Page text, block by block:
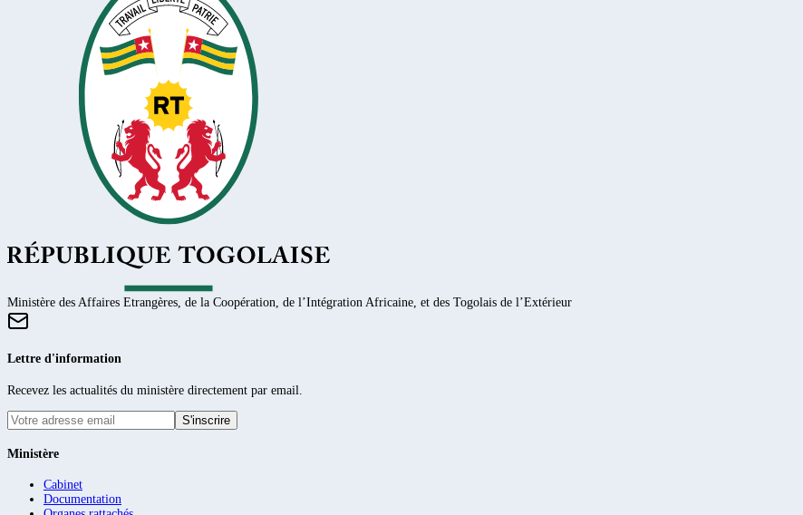
Ministère des Affaires Etrangères, de la Coopération, de l’Intégration Africaine, et des Togolais de l’Extérieur
Lettre d'information
Recevez les actualités du ministère directement par email.
S'inscrire
Ministère
Cabinet
Documentation